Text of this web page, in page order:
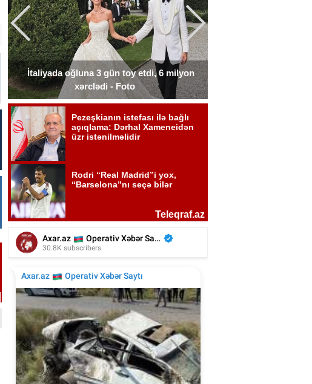
İtaliyada oğluna 3 gün toy etdi, 6 milyon
xərclədi - Foto
İtaliyada oğluna 3 gün toy etdi, 6 milyon